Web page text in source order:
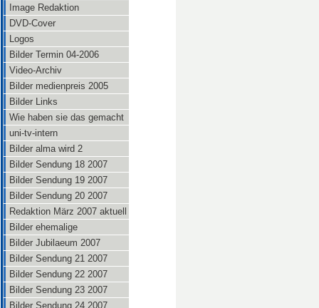
Image Redaktion
DVD-Cover
Logos
Bilder Termin 04-2006
Video-Archiv
Bilder medienpreis 2005
Bilder Links
Wie haben sie das gemacht
uni-tv-intern
Bilder alma wird 2
Bilder Sendung 18 2007
Bilder Sendung 19 2007
Bilder Sendung 20 2007
Redaktion März 2007 aktuell
Bilder ehemalige
Bilder Jubilaeum 2007
Bilder Sendung 21 2007
Bilder Sendung 22 2007
Bilder Sendung 23 2007
Bilder Sendung 24 2007